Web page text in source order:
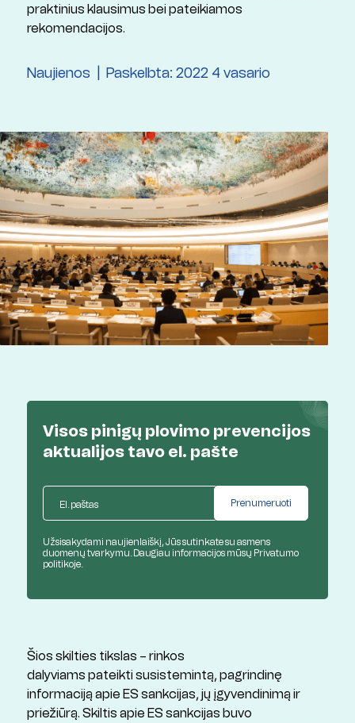
praktinius klausimus bei pateikiamos
rekomendacijos.
Naujienos Paskelbta: 2022 4 vasario
Visos pinigų plovimo prevencijos
aktualijostavo el. pašte
Užsisakydami naujienlaiškį, Jūs sutinkate su asmens
duomenų tvarkymu. Daugiau informacijos mūsų Privatumo
politikoje.
Šios skilties tikslas – rinkos
dalyviams pateikti susistemintą, pagrindinę
informaciją apie ES sankcijas, jų įgyvendinimą ir
priežiūrą. Skiltis apie ES sankcijas buvo